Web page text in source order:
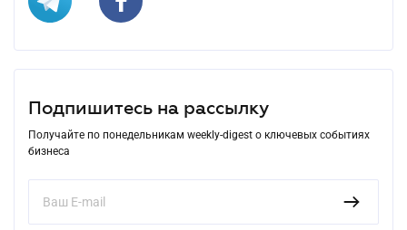
Подпишитесь на рассылку
Получайте по понедельникам weekly-digest о ключевых событиях
бизнеса